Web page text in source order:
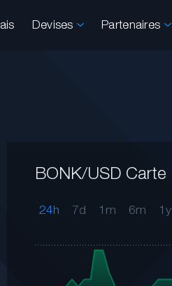
Devises Partenaires
BONK/USD Carte
24h 7d 1m 6m 1y